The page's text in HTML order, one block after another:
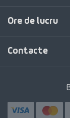
Ore de lucru
Contacte